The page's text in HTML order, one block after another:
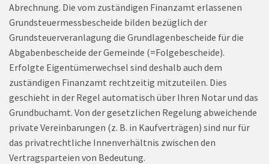
Abrechnung. Die vom zuständigen Finanzamt erlassenen
Grundsteuermessbescheide bilden bezüglich der
Grundsteuerveranlagung die Grundlagenbescheide für die
Abgabenbescheide der Gemeinde (=Folgebescheide).
Erfolgte Eigentümerwechsel sind deshalb auch dem
zuständigen Finanzamt rechtzeitig mitzuteilen. Dies
geschieht in der Regel automatisch über Ihren Notar und das
Grundbuchamt. Von der gesetzlichen Regelung abweichende
private Vereinbarungen (z. B. in Kaufverträgen) sind nur für
das privatrechtliche Innenverhältnis zwischen den
Vertragsparteien von Bedeutung.